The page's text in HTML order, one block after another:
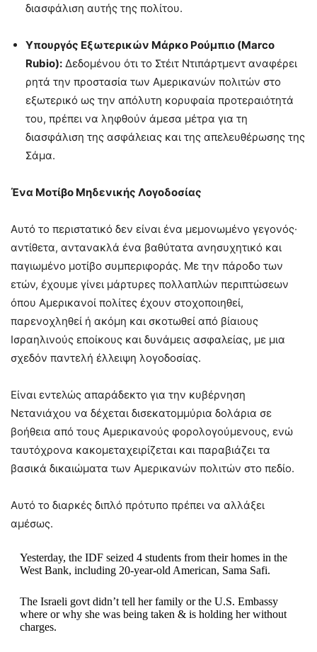
διασφάλιση αυτής της πολίτου.
Υπουργός Εξωτερικών Μάρκο Ρούμπιο (Marco
Rubio): Δεδομένου ότι το Στέιτ Ντιπάρτμεντ αναφέρει
ρητά την προστασία των Αμερικανών πολιτών στο
εξωτερικό ως την απόλυτη κορυφαία προτεραιότητά
του, πρέπει να ληφθούν άμεσα μέτρα για τη
διασφάλιση της ασφάλειας και της απελευθέρωσης της
Σάμα.
Ένα Μοτίβο Μηδενικής Λογοδοσίας
Αυτό το περιστατικό δεν είναι ένα μεμονωμένο γεγονός·
αντίθετα, αντανακλά ένα βαθύτατα ανησυχητικό και
παγιωμένο μοτίβο συμπεριφοράς. Με την πάροδο των
ετών, έχουμε γίνει μάρτυρες πολλαπλών περιπτώσεων
όπου Αμερικανοί πολίτες έχουν στοχοποιηθεί,
παρενοχληθεί ή ακόμη και σκοτωθεί από βίαιους
Ισραηλινούς εποίκους και δυνάμεις ασφαλείας, με μια
σχεδόν παντελή έλλειψη λογοδοσίας.
Είναι εντελώς απαράδεκτο για την κυβέρνηση
Νετανιάχου να δέχεται δισεκατομμύρια δολάρια σε
βοήθεια από τους Αμερικανούς φορολογούμενους, ενώ
ταυτόχρονα κακομεταχειρίζεται και παραβιάζει τα
βασικά δικαιώματα των Αμερικανών πολιτών στο πεδίο.
Αυτό το διαρκές διπλό πρότυπο πρέπει να αλλάξει
αμέσως.
Yesterday, the IDF seized 4 students from their homes in the
West Bank, including 20-year-old American, Sama Safi.
The Israeli govt didn’t tell her family or the U.S. Embassy
where or why she was being taken & is holding her without
charges.